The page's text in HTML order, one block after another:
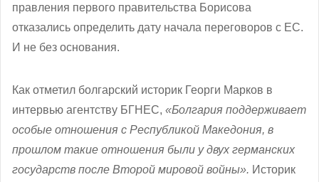
правления первого правительства Борисова
отказались определить дату начала переговоров с ЕС.
И не без основания.
Как отметил болгарский историк Георги Марков в
интервью агентству БГНЕС, «Болгария поддерживает
особые отношения с Республикой Македония, в
прошлом такие отношения были у двух германских
государств после Второй мировой войны». Историк